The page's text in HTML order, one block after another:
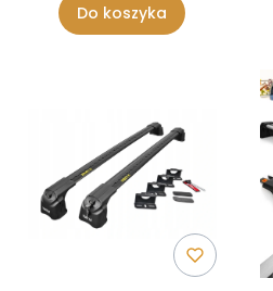
Do koszyka